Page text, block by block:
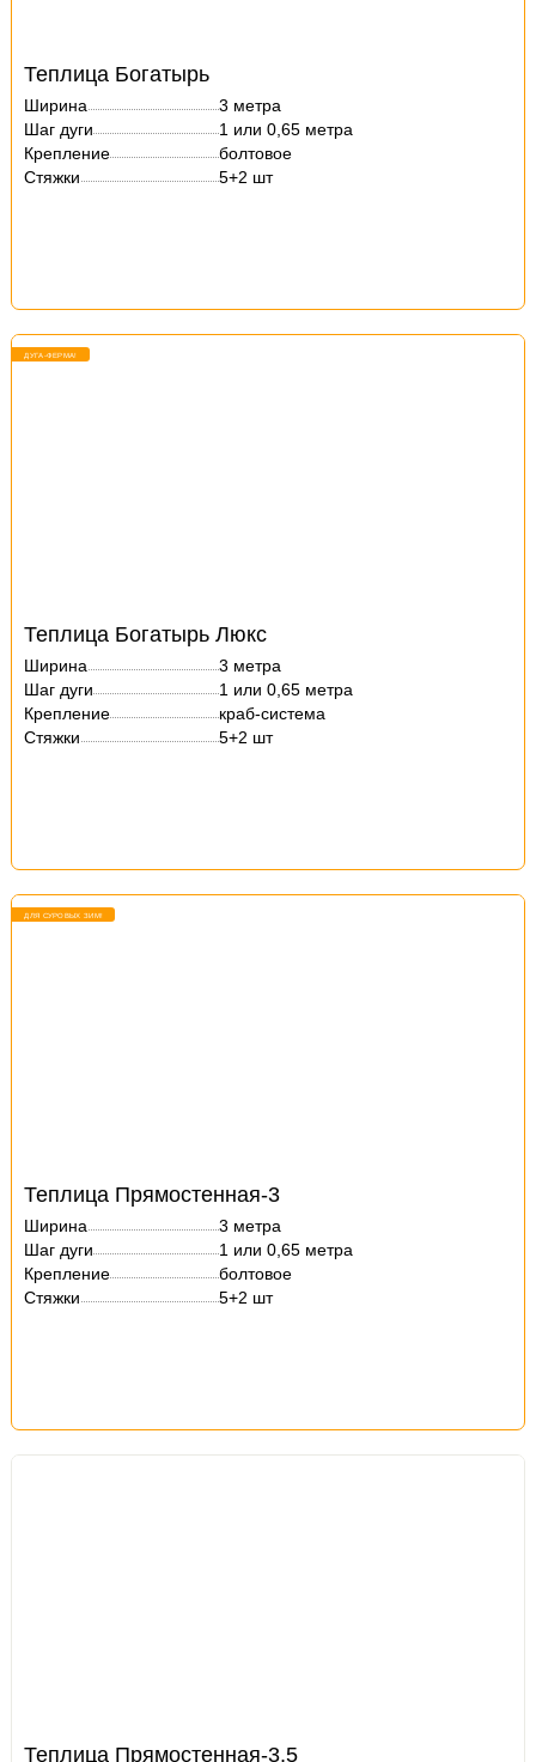
Теплица Богатырь
Ширина
3 метра
Шаг дуги
1 или 0,65 метра
Крепление
болтовое
Стяжки
5+2 шт
ДУГА-ФЕРМА!
Теплица Богатырь Люкс
Ширина
3 метра
Шаг дуги
1 или 0,65 метра
Крепление
краб-система
Стяжки
5+2 шт
ДЛЯ СУРОВЫХ ЗИМ!
Теплица Прямостенная-3
Ширина
3 метра
Шаг дуги
1 или 0,65 метра
Крепление
болтовое
Стяжки
5+2 шт
Теплица Прямостенная-3,5